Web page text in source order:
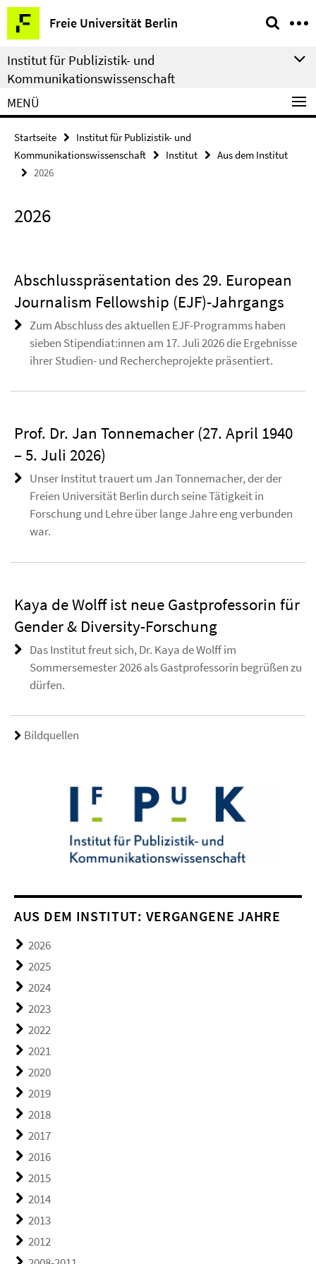
Springe
direkt
zu
Inhalt
Freie Universität Berlin
Service-
Navigation
Institut für Publizistik- und
Kommunikationswissenschaft
MENÜ
Startseite
Institut für Publizistik- und
Kommunikationswissenschaft
Institut
Aus dem Institut
2026
2026
Abschlusspräsentation des 29. European
Journalism Fellowship (EJF)-Jahrgangs
Zum Abschluss des aktuellen EJF-Programms haben
sieben Stipendiat:innen am 17. Juli 2026 die Ergebnisse
ihrer Studien- und Rechercheprojekte präsentiert.
Prof. Dr. Jan Tonnemacher (27. April 1940
– 5. Juli 2026)
Unser Institut trauert um Jan Tonnemacher, der der
Freien Universität Berlin durch seine Tätigkeit in
Forschung und Lehre über lange Jahre eng verbunden
war.
Kaya de Wolff ist neue Gastprofessorin für
Gender & Diversity-Forschung
Das Institut freut sich, Dr. Kaya de Wolff im
Sommersemester 2026 als Gastprofessorin begrüßen zu
dürfen.
Bildquellen
AUS DEM INSTITUT: VERGANGENE JAHRE
2026
2025
2024
2023
2022
2021
2020
2019
2018
2017
2016
2015
2014
2013
2012